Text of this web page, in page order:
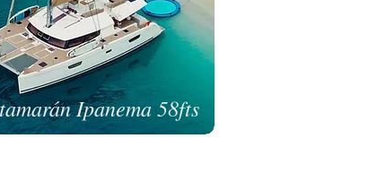
Ipanema 58fts